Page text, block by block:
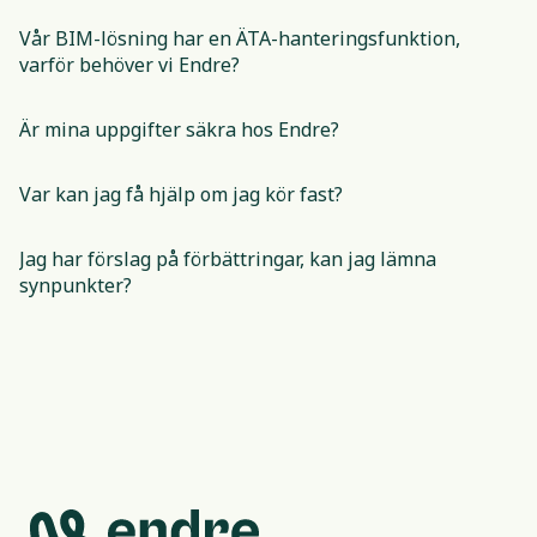
Vår BIM-lösning har en ÄTA-hanteringsfunktion,
varför behöver vi Endre?
Är mina uppgifter säkra hos Endre?
Var kan jag få hjälp om jag kör fast?
Jag har förslag på förbättringar, kan jag lämna
synpunkter?